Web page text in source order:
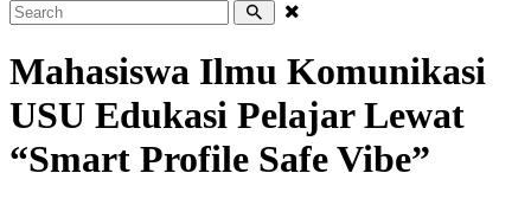
Mahasiswa Ilmu Komunikasi
USU Edukasi Pelajar Lewat
“Smart Profile Safe Vibe”